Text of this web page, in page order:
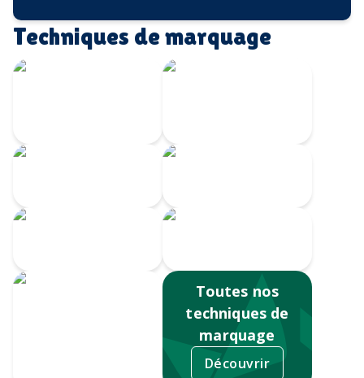
Techniques de marquage
Toutes nos
techniques de
marquage
Découvrir